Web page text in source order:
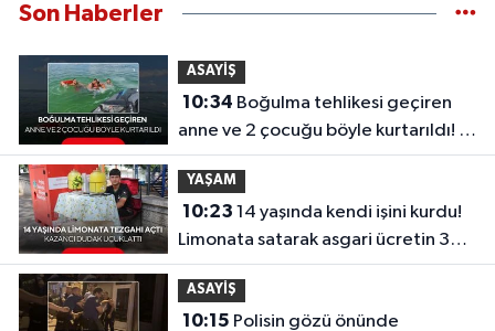
Son Haberler
ASAYİŞ
10:34
anne ve 2 çocuğu böyle kurtarıldı! O
anlar kamerada
YAŞAM
10:23
Limonata satarak asgari ücretin 3
katını kazandı
ASAYİŞ
10:15